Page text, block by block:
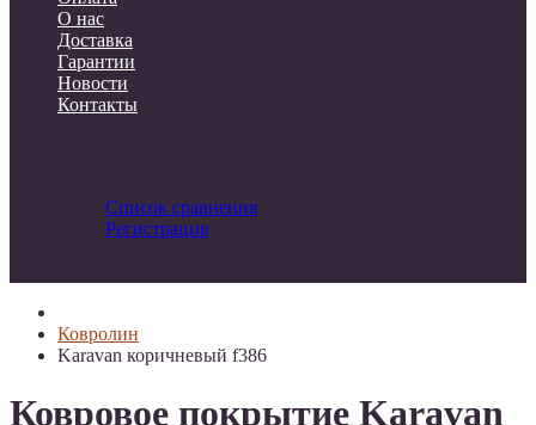
О нас
Доставка
Гарантии
Новости
Контакты
Список сравнения
Регистрация
Ковролин
Karavan коричневый f386
Ковровое покрытие Karavan